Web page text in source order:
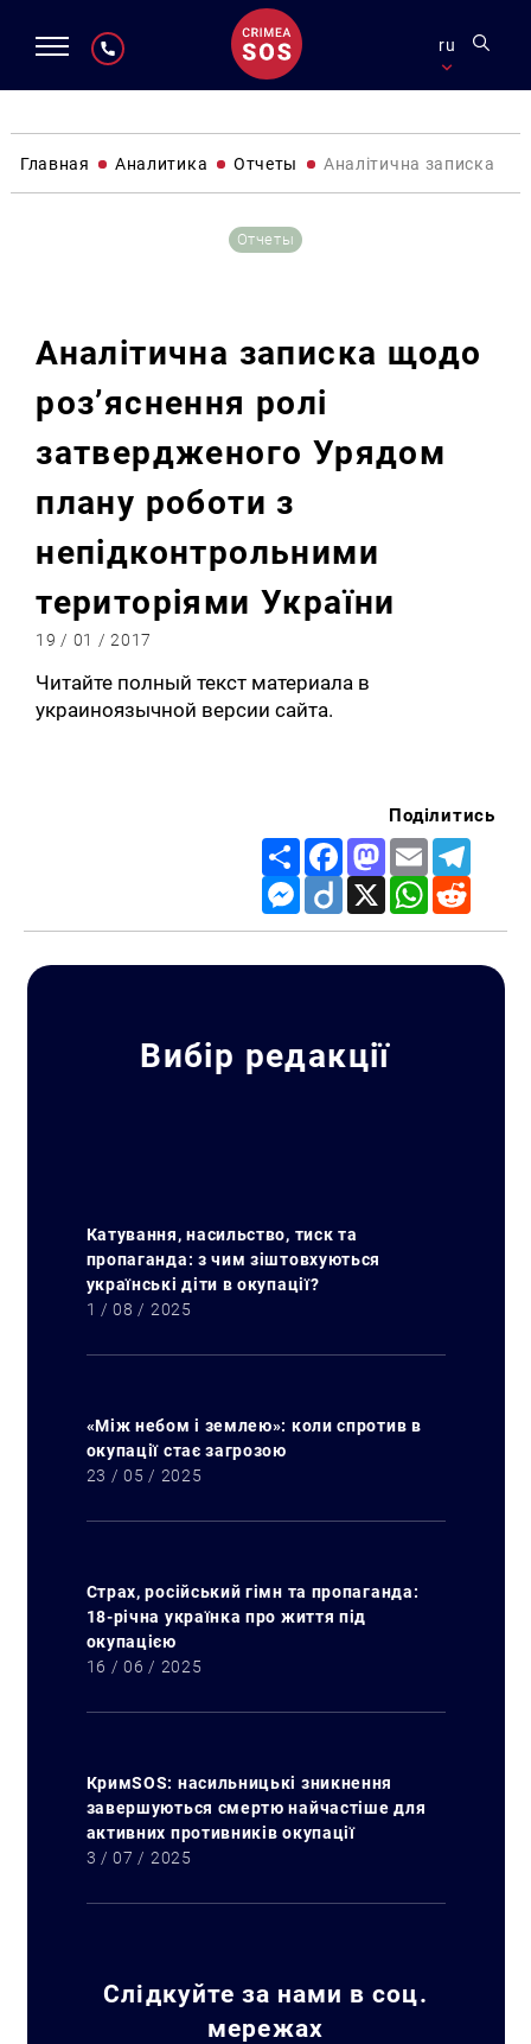
ru
Главная Аналитика Отчеты Аналітична записка
Отчеты
Аналітична записка щодо
роз’яснення ролі
затвердженого Урядом
плану роботи з
непідконтрольними
територіями України
19 / 01 / 2017
Читайте полный текст материала в
украиноязычной версии сайта.
Поділитись
Share FacebookMastodon
Email
Messenger
Diigo X WhatsApp
Вибір редакції
Катування, насильство, тиск та
пропаганда: з чим зіштовхуються
українські діти в окупації?
1 / 08 / 2025
«Між небом і землею»: коли спротив в
окупації стає загрозою
23 / 05 / 2025
Страх, російський гімн та пропаганда:
18-річна українка про життя під
окупацією
16 / 06 / 2025
КримSOS: насильницькі зникнення
завершуються смертю найчастіше для
активних противників окупації
3 / 07 / 2025
Слідкуйте за нами в соц.
мережах